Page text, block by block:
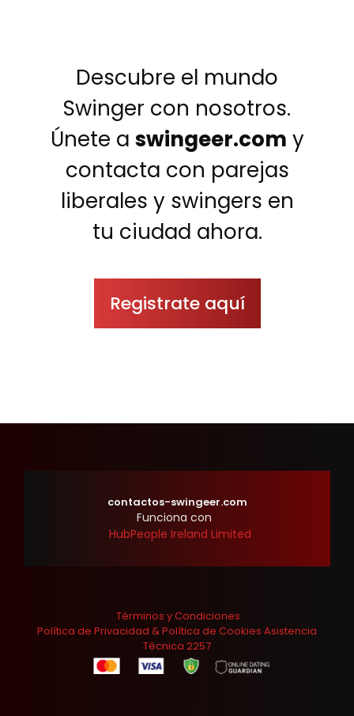
Descubre el mundo
Swinger con nosotros.
Únete a swingeer.com y
contacta con parejas
liberales y swingers en
tu ciudad ahora.
Registrate aquí
contactos-swingeer.com
Funciona con
HubPeople Ireland Limited
Términos y Condiciones
Política de Privacidad &Política de Cookies Asistencia
Técnica 2257